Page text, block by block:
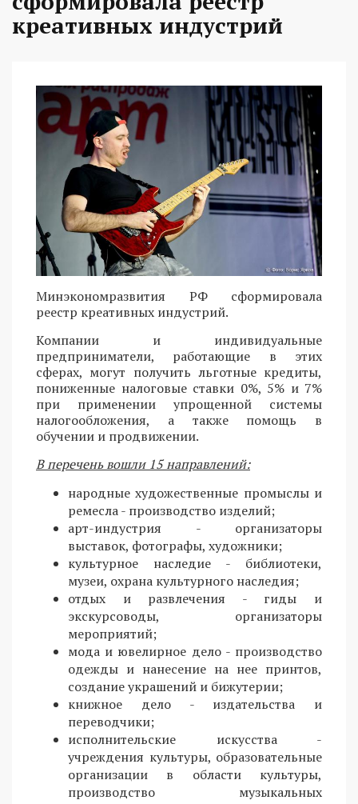
креативных индустрий
Минэкономразвития РФ сформировала
реестр креативных индустрий.
Компании и индивидуальные
предприниматели, работающие в этих
сферах, могут получить льготные кредиты,
пониженные налоговые ставки 0%, 5% и 7%
при применении упрощенной системы
налогообложения, а также помощь в
обучении и продвижении.
В перечень вошли 15 направлений:
народные художественные промыслы и
ремесла - производство изделий;
арт-индустрия - организаторы
выставок, фотографы, художники;
культурное наследие - библиотеки,
музеи, охрана культурного наследия;
отдых и развлечения - гиды и
экскурсоводы, организаторы
мероприятий;
мода и ювелирное дело - производство
одежды и нанесение на нее принтов,
создание украшений и бижутерии;
книжное дело - издательства и
переводчики;
исполнительские искусства -
учреждения культуры, образовательные
организации в области культуры,
производство музыкальных